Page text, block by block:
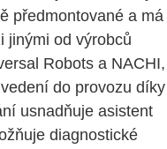
předmontované a má
jinými od výrobců
Robots a NACHI,
do provozu díky
usnadňuje asistent
diagnostické